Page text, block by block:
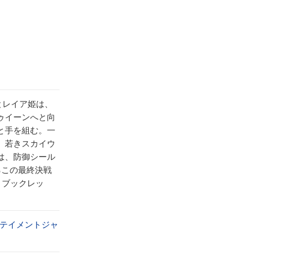
イア姫は、
イーンへと向
手を組む。一
若きスカイウ
、防御シール
の最終決戦
ックレッ
イメントジャ